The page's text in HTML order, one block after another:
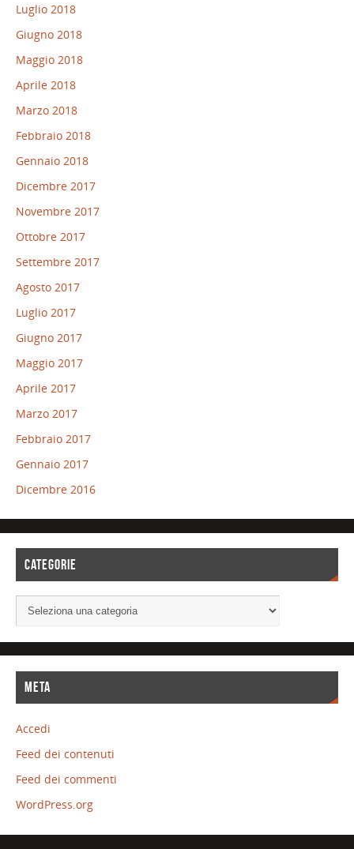
Luglio 2018
Giugno 2018
Maggio 2018
Aprile 2018
Marzo 2018
Febbraio 2018
Gennaio 2018
Dicembre 2017
Novembre 2017
Ottobre 2017
Settembre 2017
Agosto 2017
Luglio 2017
Giugno 2017
Maggio 2017
Aprile 2017
Marzo 2017
Febbraio 2017
Gennaio 2017
Dicembre 2016
CATEGORIE
META
Accedi
Feed dei contenuti
Feed dei commenti
WordPress.org